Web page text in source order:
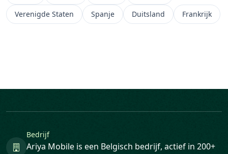
Verenigde Staten
Spanje Duitsland Frankrijk
Bedrijf
Ariya Mobile is een Belgisch bedrijf, actief in 200+